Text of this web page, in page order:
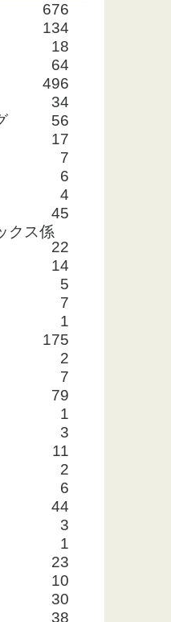
676
134
18
64
496
34
56
17
7
6
4
45
クス係
22
14
5
7
1
175
2
7
79
1
3
11
2
6
44
3
1
23
10
30
38